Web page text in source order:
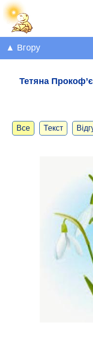
▲ Вгору
Тетяна
Все Текст